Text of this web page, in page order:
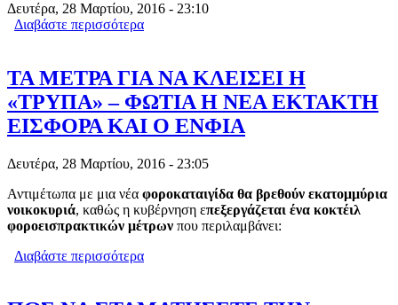
Δευτέρα, 28 Μαρτίου, 2016 - 23:10
Διαβάστε περισσότερα
ΜΟΝΟ)
ΤΑ ΜΕΤΡΑ ΓΙΑ ΝΑ ΚΛΕΙΣΕΙ Η
«ΤΡΥΠΑ» – ΦΩΤΙΑ Η ΝΕΑ ΕΚΤΑΚΤΗ
ΕΙΣΦΟΡΑ ΚΑΙ Ο ΕΝΦΙΑ
Δευτέρα, 28 Μαρτίου, 2016 - 23:05
Αντιμέτωπα με μια νέα φοροκαταιγίδα θα βρεθούν εκατομμύρια
νοικοκυριά, καθώς η κυβέρνηση επεξεργάζεται ένα κοκτέιλ
φοροεισπρακτικών μέτρων που περιλαμβάνει:
Διαβάστε περισσότερα